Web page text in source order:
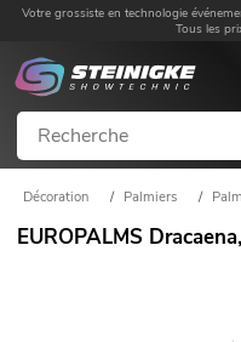
Votre grossiste en technologie
Tous les
Décoration / Palmiers /
EUROPALMS